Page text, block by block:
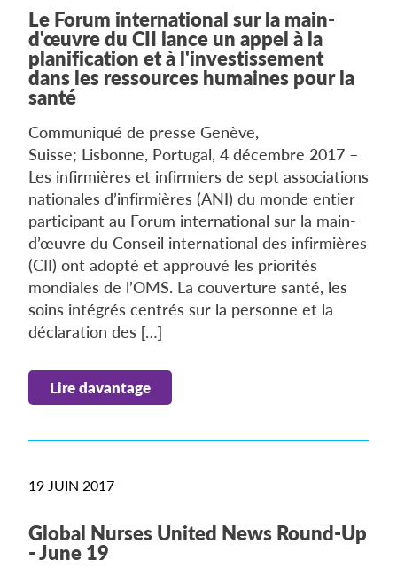
Le Forum international sur la main-
d'œuvre du CII lance un appel à la
planification et à l'investissement
dans les ressources humaines pour la
santé
Communiqué de presse Genève,
Suisse; Lisbonne, Portugal, 4 décembre 2017 –
Les infirmières et infirmiers de sept associations
nationales d’infirmières (ANI) du monde entier
participant au Forum international sur la main-
d’œuvre du Conseil international des infirmières
(CII) ont adopté et approuvé les priorités
mondiales de l’OMS. La couverture santé, les
soins intégrés centrés sur la personne et la
déclaration des […]
Lire davantage
19 JUIN 2017
Global Nurses United News Round-Up
- June 19